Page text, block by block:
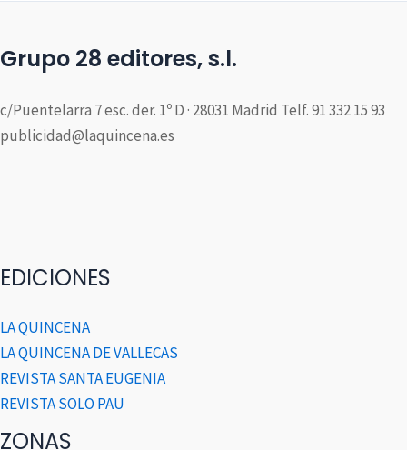
Grupo 28 editores, s.l.
c/Puentelarra 7 esc. der. 1º D · 28031 Madrid Telf. 91 332 15 93
publicidad@laquincena.es
EDICIONES
LA QUINCENA
LA QUINCENA DE VALLECAS
REVISTA SANTA EUGENIA
REVISTA SOLO PAU
ZONAS